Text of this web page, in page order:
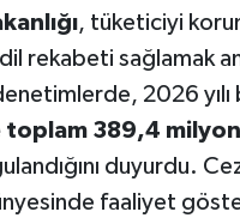
, tüketiciyi
rekabeti sağlamak
2026 yılı
389,4
duyurdu.
faaliyet